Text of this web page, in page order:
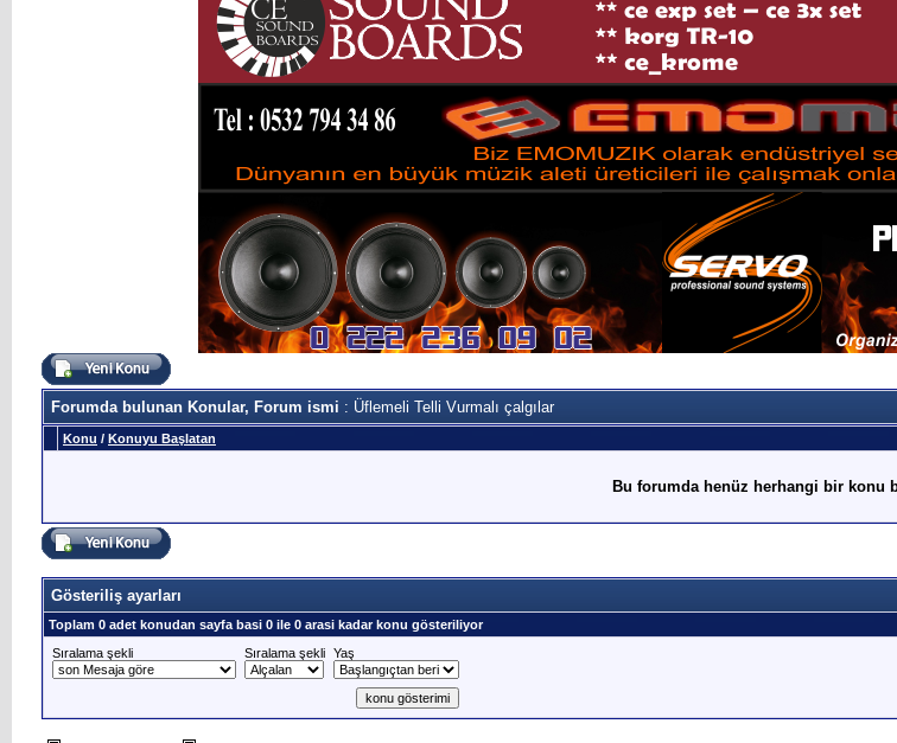
Forumda bulunan Konular, Forum ismi : Üflemeli Telli Vurmalı çalgılar
Konu / Konuyu Başlatan
Bu forumda henüz herhangi bir konu
Gösteriliş ayarları
Toplam 0 adet konudan sayfa basi 0 ile 0 arasi kadar konu gösteriliyor
Sıralama şekli
Sıralama şekli Yaş